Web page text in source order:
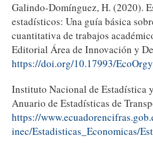
Galindo-Domínguez, H. (2020).
estadísticos: Una guía básica
cuantitativa de trabajos
Editorial Área de Innovación y
https://doi.org/10.17993/
Instituto Nacional de Estadística
Anuario de Estadísticas de
https://
inec/Estadisticas_Economicas/